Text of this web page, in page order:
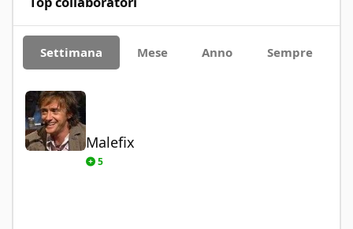
Settimana Mese Anno Sempre
Malefix
5